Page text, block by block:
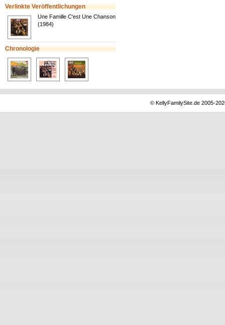
Verlinkte Veröffentlichungen
Une Famille C'est Une Chanson
(1984)
Chronologie
© KellyFamilySite.de 2005-